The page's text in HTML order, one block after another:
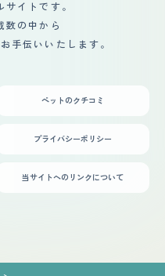
イトです。
数の中から
手伝いいたします。
ペットのクチコミ
プライバシーポリシー
当サイトへのリンクについて